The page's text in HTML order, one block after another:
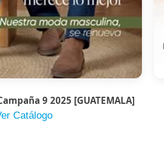
9 2025 [GUATEMALA]
Catálogo